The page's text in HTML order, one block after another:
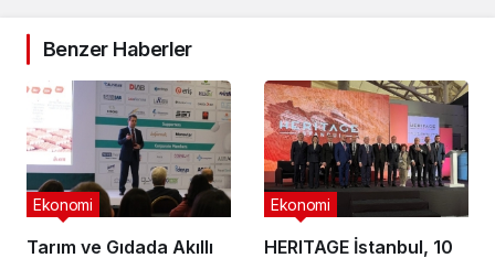
Benzer Haberler
Tarım ve Gıdada Akıllı
Ekonomi
HERITAGE İstanbul, 10
Ekonomi